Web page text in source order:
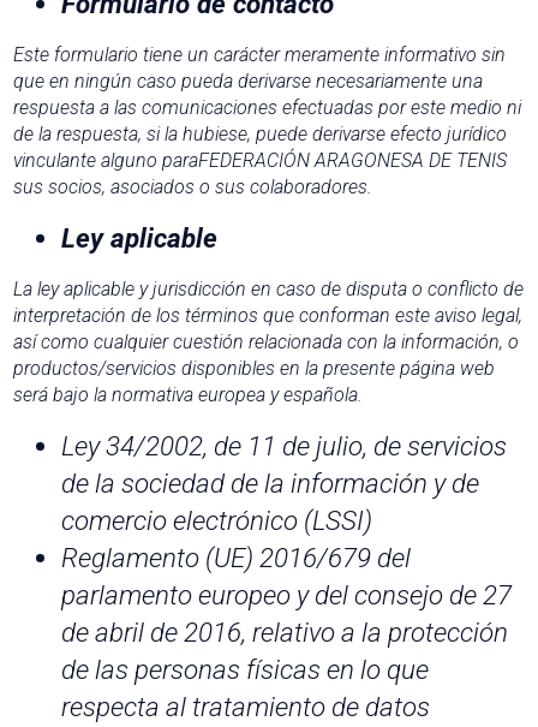
Este formulario tiene un carácter meramente informativo sin
que en ningún caso pueda derivarse necesariamente una
respuesta a las comunicaciones efectuadas por este medio ni
de la respuesta, si la hubiese, puede derivarse efecto jurídico
vinculante alguno paraFEDERACIÓN ARAGONESA DE TENIS
sus socios, asociados o sus colaboradores.
Ley aplicable
La ley aplicable y jurisdicción en caso de disputa o conflicto de
interpretación de los términos que conforman este aviso legal,
así como cualquier cuestión relacionada con la información, o
productos/servicios disponibles en la presente página web
será bajo la normativa europea y española.
Ley 34/2002, de 11 de julio, de servicios
de la sociedad de la información y de
comercio electrónico (LSSI)
Reglamento (UE) 2016/679 del
parlamento europeo y del consejo de 27
de abril de 2016, relativo a la protección
de las personas físicas en lo que
respecta al tratamiento de datos